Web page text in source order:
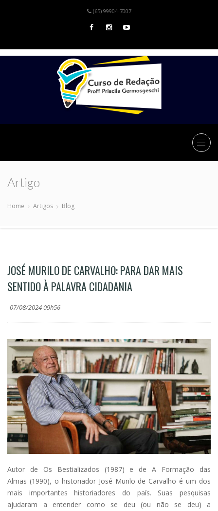
(65) 99904-7007
Artigo
Home Artigos Blog
JOSÉ MURILO DE CARVALHO: PARA DAR MAIS
SENTIDO À PALAVRA CIDADANIA
07/08/2024 09h56
Autor de Os Bestializados (1987) e de A Formação das
Almas (1990), o historiador José Murilo de Carvalho é um dos
mais importantes historiadores do país. Suas pesquisas
ajudaram a entender como se deu (ou não se deu) a